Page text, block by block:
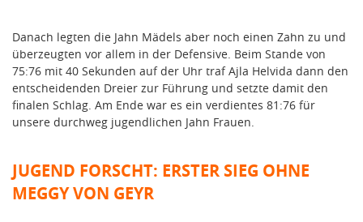
Danach legten die Jahn Mädels aber noch einen Zahn zu und
überzeugten vor allem in der Defensive. Beim Stande von
75:76 mit 40 Sekunden auf der Uhr traf Ajla Helvida dann den
entscheidenden Dreier zur Führung und setzte damit den
finalen Schlag. Am Ende war es ein verdientes 81:76 für
unsere durchweg jugendlichen Jahn Frauen.
JUGEND FORSCHT: ERSTER SIEG OHNE
MEGGY VON GEYR